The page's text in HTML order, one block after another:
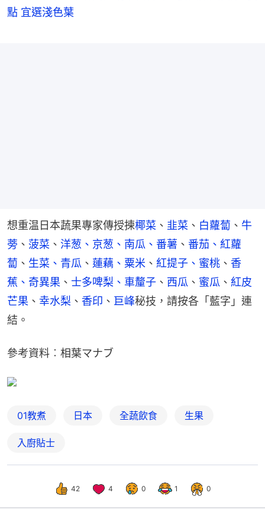
點 宜選淺色葉
想重温日本蔬果專家傳授揀椰菜 、 韭菜 、 白蘿蔔 、 牛
蒡 、 菠菜 、 洋葱、京葱、 南瓜、番薯 、 番茄、紅蘿
蔔 、 生菜、青瓜 、 蓮藕、粟米 、 紅提子、蜜桃 、 香
蕉、奇異果 、 士多啤梨、車釐子 、 西瓜 、 蜜瓜 、 紅皮
芒果 、 幸水梨 、 香印 、 巨峰秘技，請按各「藍字」連
結。
參考資料︰相葉マナブ
01教煮 日本 全蔬飲食 生果
入廚貼士
42 4 0 1 0